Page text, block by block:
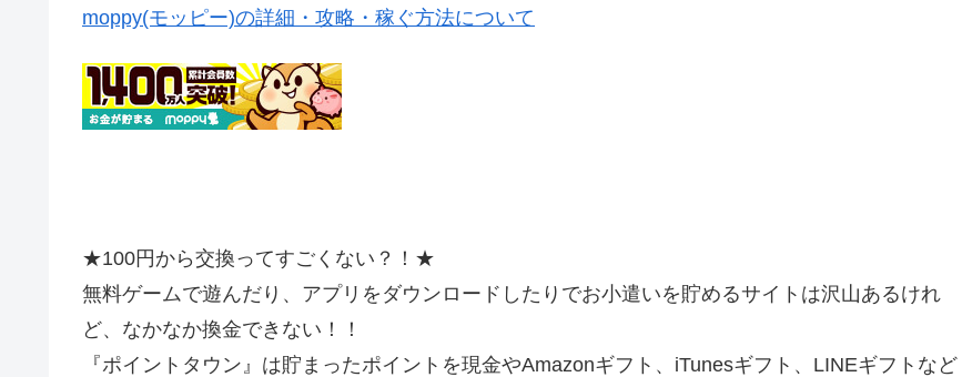
moppy(モッピー)の詳細・攻略・稼ぐ方法について
★100円から交換ってすごくない？！★
無料ゲームで遊んだり、アプリをダウンロードしたりでお小遣いを貯めるサイトは沢山あるけれ
ど、なかなか換金できない！！
『ポイントタウン』は貯まったポイントを現金やAmazonギフト、iTunesギフト、LINEギフトなど